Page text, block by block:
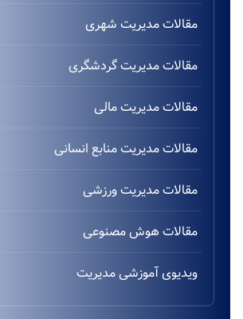
مقالات مدیریت شهری
مقالات مدیریت گردشگری
مقالات مدیریت مالی
مقالات مدیریت منابع انسانی
مقالات مدیریت ورزشی
مقالات هوش مصنوعی
ویدیوی آموزشی مدیریت